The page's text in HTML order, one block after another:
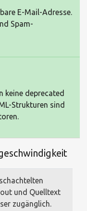
E-Mail-Adresse.
Spam-
keine deprecated
Strukturen sind
und Quelltext
zugänglich.